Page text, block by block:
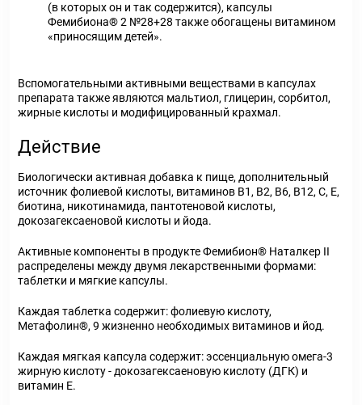
(в которых он и так содержится), капсулы
Фемибиона® 2 №28+28 также обогащены витамином
«приносящим детей».
Вспомогательными активными веществами в капсулах
препарата также являются мальтиол, глицерин, сорбитол,
жирные кислоты и модифицированный крахмал.
Действие
Биологически активная добавка к пище, дополнительный
источник фолиевой кислоты, витаминов В1 , В2, В6, В12, С, Е,
биотина, никотинамида, пантотеновой кислоты,
докозагексаеновой кислоты и йода.
Активные компоненты в продукте Фемибион® Наталкер II
распределены между двумя лекарственными формами:
таблетки и мягкие капсулы.
Каждая таблетка содержит: фолиевую кислоту,
Метафолин®, 9 жизненно необходимых витаминов и йод.
Каждая мягкая капсула содержит: эссенциальную омега-3
жирную кислоту - докозагексаеновую кислоту (ДГК) и
витамин Е.